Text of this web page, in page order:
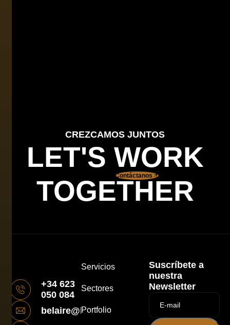
CREZCAMOS JUNTOS
LET'S WORK
TOGETHER
Contáctanos
+34 623
050 084
belaire@belairecomunicacion.es
Servicios
Sectores
Portfolio
Suscríbete a
nuestra
Newsletter